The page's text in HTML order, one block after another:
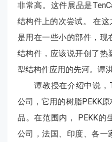
非常高。这件展品是
结构件上的次尝试。 在
是用在一些小的部件，现
结构件，应该说开创了热
型结构件应用的先河。谭
谭教授在介绍中说，
公司，它用的树脂PEKK
品。在范围内， PEKK的
公司，法国、印度、各一